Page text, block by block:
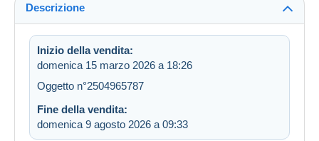
Descrizione
Inizio della vendita:
domenica 15 marzo 2026 a 18:26
Oggetto n°2504965787
Fine della vendita:
domenica 9 agosto 2026 a 09:33